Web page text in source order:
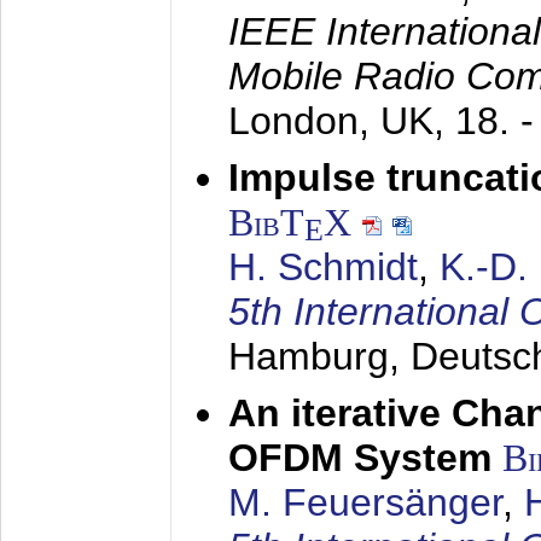
IEEE
Mobile Radio
London, UK, 18.
Impulse
BibTEX
H. Schmidt, K.-D.
5th International
Hamburg,
An iterative
OFDM System
M. Feuersänger,